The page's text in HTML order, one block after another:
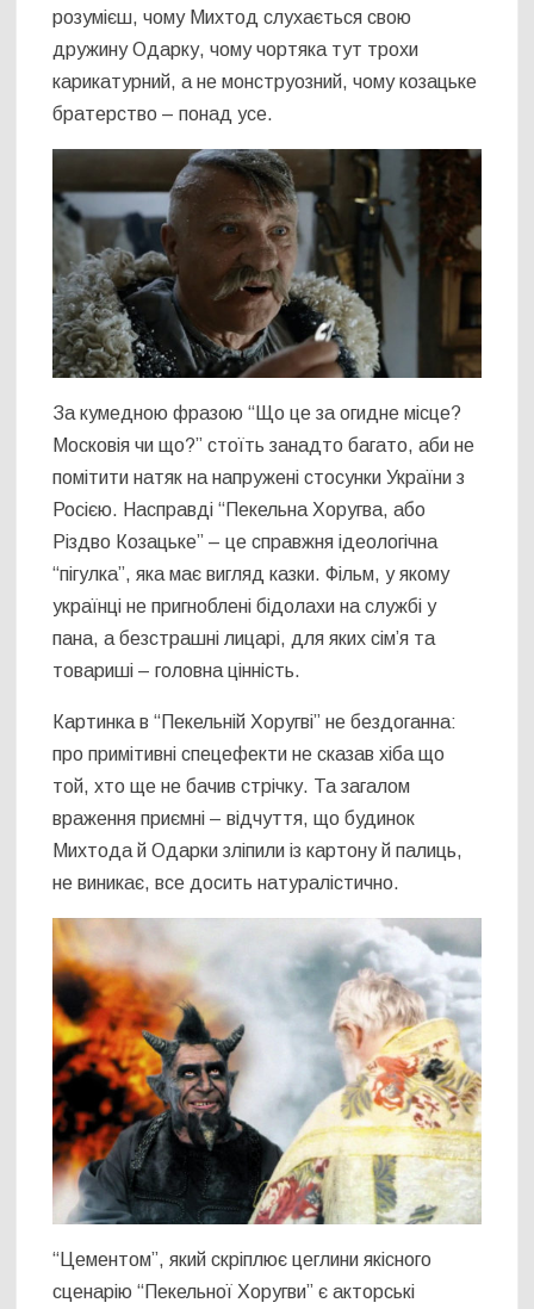
розумієш, чому Михтод слухається свою
дружину Одарку, чому чортяка тут трохи
карикатурний, а не монструозний, чому козацьке
братерство – понад усе.
За кумедною фразою “Що це за огидне місце?
Московія чи що?” стоїть занадто багато, аби не
помітити натяк на напружені стосунки України з
Росією. Насправді “Пекельна Хоругва, або
Різдво Козацьке” – це справжня ідеологічна
“пігулка”, яка має вигляд казки. Фільм, у якому
українці не пригноблені бідолахи на службі у
пана, а безстрашні лицарі, для яких сім’я та
товариші – головна цінність.
Картинка в “Пекельній Хоругві” не бездоганна:
про примітивні спецефекти не сказав хіба що
той, хто ще не бачив стрічку. Та загалом
враження приємні – відчуття, що будинок
Михтода й Одарки зліпили із картону й палиць,
не виникає, все досить натуралістично.
“Цементом”, який скріплює цеглини якісного
сценарію “Пекельної Хоругви” є акторські